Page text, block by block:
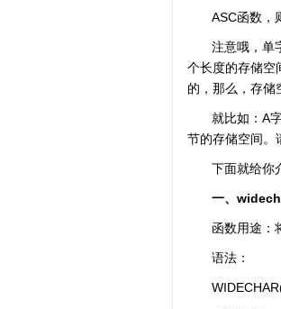
ASC函数，
注意哦，单
个长度的存储空
的，那么，存储
就比如：A
节的存储空间。
下面就给你
一、
函数用途：
语法：